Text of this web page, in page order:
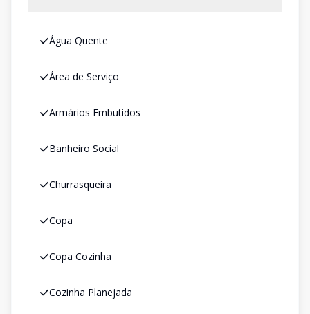
Água Quente
Área de Serviço
Armários Embutidos
Banheiro Social
Churrasqueira
Copa
Copa Cozinha
Cozinha Planejada